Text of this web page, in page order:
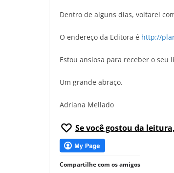
Dentro de alguns dias, voltarei
O endereço da Editora é http://
Estou ansiosa para receber o seu
Um grande abraço.
Adriana Mellado
Se você gostou da
Compartilhe com os amigos